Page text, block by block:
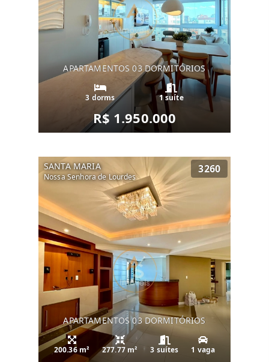
APARTAMENTOS 03 DORMITÓRIOS
3 dorms 1 suíte
R$ 1.950.000
SANTA MARIA
Nossa Senhora de Lourdes
3260
APARTAMENTOS 03 DORMITÓRIOS
200.36 m² 277.77 m² 3 suítes 1 vaga